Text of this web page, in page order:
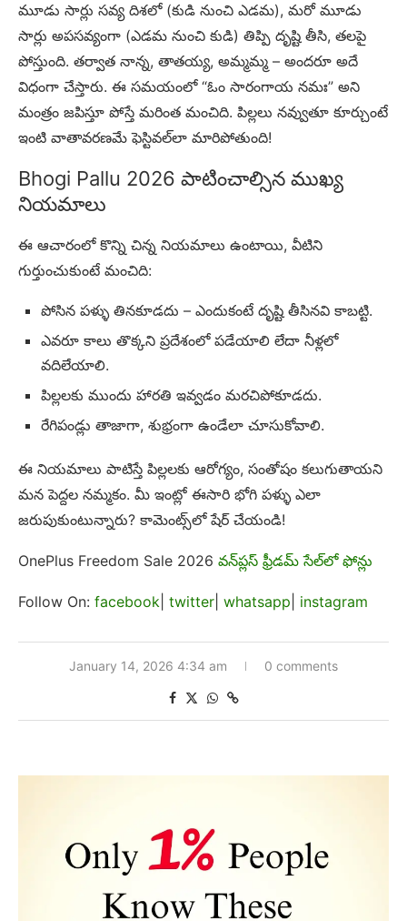
మూడు సార్లు సవ్య దిశలో (కుడి నుంచి ఎడమ), మరో మూడు
సార్లు అపసవ్యంగా (ఎడమ నుంచి కుడి) తిప్పి దృష్టి తీసి, తలపై
పోస్తుంది. తర్వాత నాన్న, తాతయ్య, అమ్మమ్మ – అందరూ అదే
విధంగా చేస్తారు. ఈ సమయంలో “ఓం సారంగాయ నమః” అని
మంత్రం జపిస్తూ పోస్తే మరింత మంచిది. పిల్లలు నవ్వుతూ కూర్చుంటే
ఇంటి వాతావరణమే ఫెస్టివల్‌లా మారిపోతుంది!
Bhogi Pallu 2026 పాటించాల్సిన ముఖ్య
నియమాలు
ఈ ఆచారంలో కొన్ని చిన్న నియమాలు ఉంటాయి, వీటిని
గుర్తుంచుకుంటే మంచిది:
పోసిన పళ్ళు తినకూడదు – ఎందుకంటే దృష్టి తీసినవి కాబట్టి.
ఎవరూ కాలు తొక్కని ప్రదేశంలో పడేయాలి లేదా నీళ్లలో
వదిలేయాలి.
పిల్లలకు ముందు హారతి ఇవ్వడం మరచిపోకూడదు.
రేగిపండ్లు తాజాగా, శుభ్రంగా ఉండేలా చూసుకోవాలి.
ఈ నియమాలు పాటిస్తే పిల్లలకు ఆరోగ్యం, సంతోషం కలుగుతాయని
మన పెద్దల నమ్మకం. మీ ఇంట్లో ఈసారి భోగి పళ్ళు ఎలా
జరుపుకుంటున్నారు? కామెంట్స్‌లో షేర్ చేయండి!
OnePlus Freedom Sale 2026 వన్‌ప్లస్ ఫ్రీడమ్ సేల్‌లో ఫోన్లు
Follow On: facebook twitter whatsapp instagram
January 14, 2026 4:34 am 0 comments